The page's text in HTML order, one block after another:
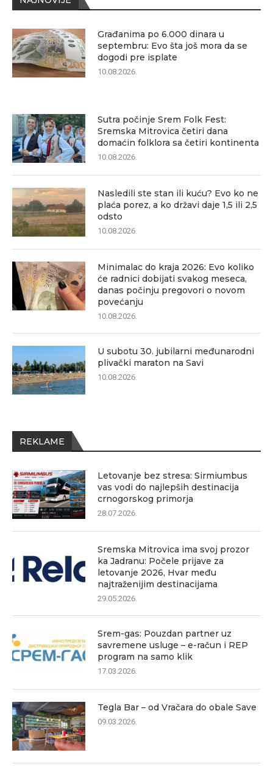
Građanima po 6.000 dinara u
septembru: Evo šta još mora da se
dogodi pre isplate
10.08.2026.
Sutra počinje Srem Folk Fest:
Sremska Mitrovica četiri dana
domaćin folklora sa četiri kontinenta
10.08.2026.
Nasledili ste stan ili kuću? Evo ko ne
plaća porez, a ko državi daje 1,5 ili 2,5
odsto
10.08.2026.
Minimalac do kraja 2026: Evo koliko
će radnici dobijati svakog meseca,
danas počinju pregovori o novom
povećanju
10.08.2026.
U subotu 30. jubilarni međunarodni
plivački maraton na Savi
10.08.2026.
REKLAME
Letovanje bez stresa: Sirmiumbus
vas vodi do najlepših destinacija
crnogorskog primorja
28.07.2026.
Sremska Mitrovica ima svoj prozor
ka Jadranu: Počele prijave za
letovanje 2026, Hvar među
najtraženijim destinacijama
29.05.2026.
Srem-gas: Pouzdan partner uz
savremene usluge – e-račun i REP
program na samo klik
17.03.2026.
Tegla Bar – od Vračara do obale Save
09.03.2026.